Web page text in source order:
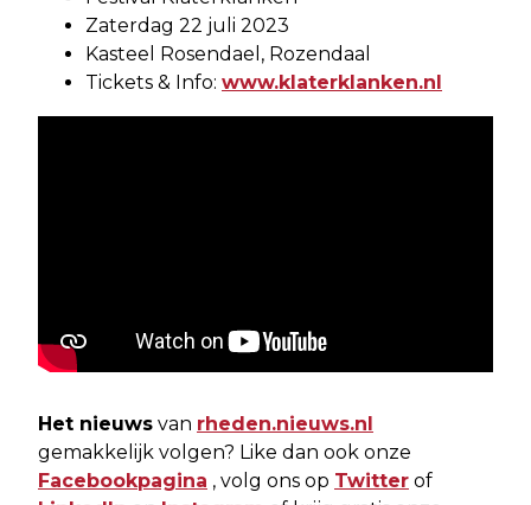
Zaterdag 22 juli 2023
Kasteel Rosendael, Rozendaal
Tickets & Info: www.klaterklanken.nl
Het nieuws van rheden.nieuws.nl
gemakkelijk volgen? Like dan ook onze
Facebookpagina , volg ons op Twitter of